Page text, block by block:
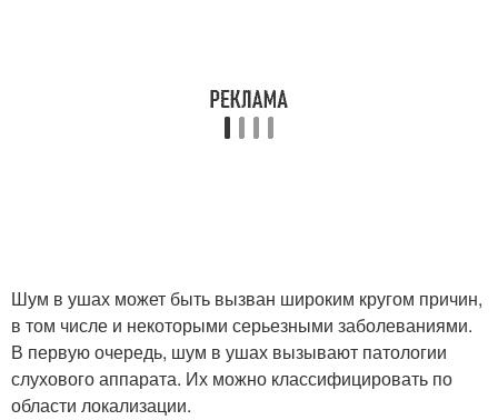
Шум в ушах может быть вызван широким кругом причин,
в том числе и некоторыми серьезными заболеваниями.
В первую очередь, шум в ушах вызывают патологии
слухового аппарата. Их можно классифицировать по
области локализации.